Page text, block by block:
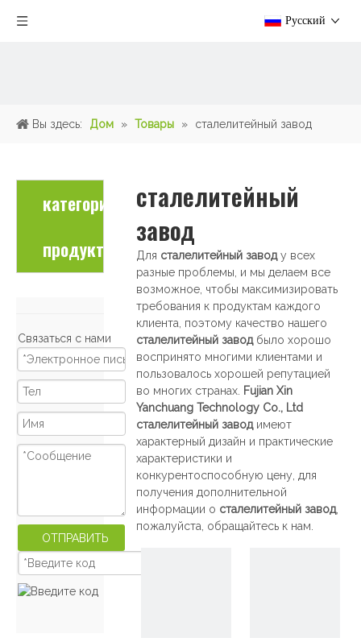
Pусский
Вы здесь: Дом » Товары » сталелитейный завод
категория
продукта
Связаться с нами
ОТПРАВИТЬ
сталелитейный
завод
Для сталелитейный заводу всех
разные проблемы, и мы делаем все
возможное, чтобы максимизировать
требования к продуктам каждого
клиента, поэтому качество нашего
сталелитейный заводбыло хорошо
воспринято многими клиентами и
пользовалось хорошей репутацией
во многих странах. Fujian Xin
Yanchuang Technology Co., Ltd
сталелитейный заводимеют
характерный дизайн и практические
характеристики и
конкурентоспособную цену, для
получения дополнительной
информации о сталелитейный завод,
пожалуйста, обращайтесь к нам.